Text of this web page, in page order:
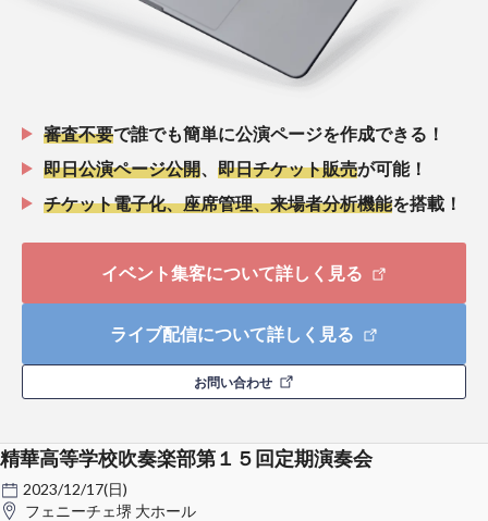
審査不要で誰でも簡単に公演ページを作成できる！
即日公演ページ公開
即日チケット販売が可能！
チケット電子化、座席管理、来場者分析機能を搭載！
イベント集客について詳しく見る
ライブ配信について詳しく見る
お問い合わせ
精華高等学校吹奏楽部第１５回定期演奏会
2023/12/17(日)
フェニーチェ堺 大ホール